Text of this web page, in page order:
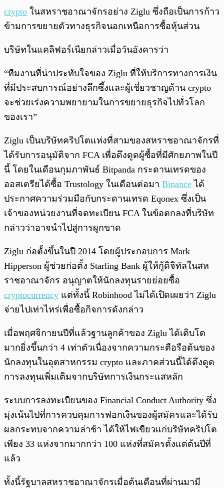
crypto ในสหราชอาณาจักรอย่าง Ziglu ซึ่งถือเป็นการก้าว
ข้ามการขยายตัวทางธุรกิจนอกเหนือการซื้อหุ้นส่วน
บริษัทในแคลิฟอร์เนียกล่าวเมื่อวันอังคารว่า
“ทีมงานที่น่าประทับใจของ Ziglu ที่ให้บริการทางการเงิน
ที่มีประสบการณ์อย่างลึกซึ้งและผู้เชี่ยวชาญด้าน crypto
จะช่วยเร่งความพยายามในการขยายธุรกิจไปทั่วโลก
ของเรา”
Ziglu เป็นบริษัทคริปโตแห่งที่สามของสหราชอาณาจักรที่
ได้รับการอนุมัติจาก FCA เพื่อดึงดูดผู้ซื้อที่มีศักยภาพในปี
นี้ โดยในเดือนกุมภาพันธ์ Bitpanda กระดานเทรดของ
ออสเตรียได้ซื้อ Trustology ในเดือนต่อมา Binance ได้
ประกาศความร่วมมือกับกระดานเทรด Eqonex ซึ่งเป็น
เจ้าของหน่วยงานที่จดทะเบียน FCA ในข้อตกลงที่บริษัท
กล่าวว่าอาจนำไปสู่การผูกขาด
Ziglu ก่อตั้งขึ้นในปี 2014 โดยผู้ประกอบการ Mark
Hipperson ผู้ช่วยก่อตั้ง Starling Bank ผู้ให้กู้ดิจิทัลในสห
ราชอาณาจักร อนุญาตให้นักลงทุนรายย่อยซื้อ
cryptocurrency แต่ทั้งนี้ Robinhood ไม่ได้เปิดเผยว่า Ziglu
จ่ายไปเท่าไหร่เพื่อซื้อกิจการดังกล่าว
เมื่อพฤศจิกายนปีที่แล้วฐานลูกค้าของ Ziglu ได้เติบโต
มากยิ่งขึ้นกว่า 4 เท่าตัวเนื่องจากความกระตือรือต้นของ
นักลงทุนในอุตสาหกรรม crypto และภาคส่วนนี้ได้ดึงดูด
การลงทุนเพิ่มเติมจากบริษัทการเงินกระแสหลัก
ระบบการลงทะเบียนของ Financial Conduct Authority ซึ่ง
มุ่งเน้นไปที่การควบคุมการฟอกเงินของผู้สมัครและได้รับ
ผลกระทบจากความล่าช้า ได้ให้ไฟเขียวแก่บริษัทคริปโต
เพียง 33 แห่งจากมากกว่า 100 แห่งที่สมัครตั้งแต่ต้นปีที่
แล้ว
ทั้งนี้รัฐบาลสหราชอาณาจักรเมื่อต้นเดือนที่ผ่านมามี